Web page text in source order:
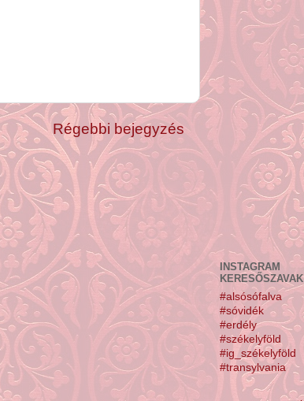
Régebbi bejegyzés
INSTAGRAM
KERESŐSZAVAK
#alsósófalva
#sóvidék
#erdély
#székelyföld
#ig_székelyföld
#transylvania